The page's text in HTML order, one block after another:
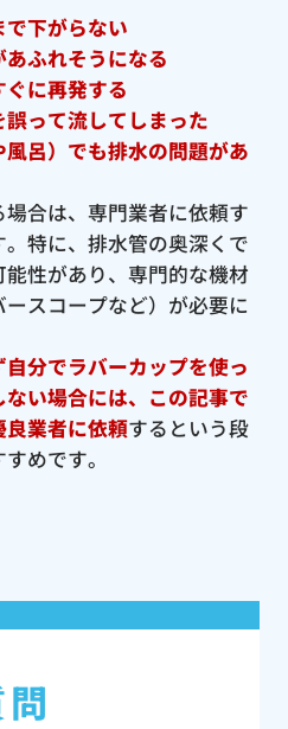
下がらない
ふれそうになる
に再発する
って流してしまった
呂）でも排水の問題があ
合は、専門業者に依頼す
特に、排水管の奥深くで
性があり、専門的な機材
ースコープなど）が必要に
自分でラバーカップを使っ
い場合には、この記事で
良業者に依頼するという段
めです。